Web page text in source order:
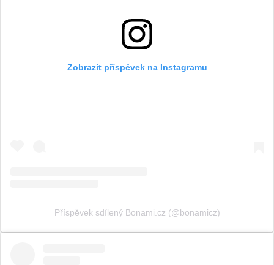
Zobrazit příspěvek na Instagramu
Příspěvek sdílený Bonami.cz (@bonamicz)